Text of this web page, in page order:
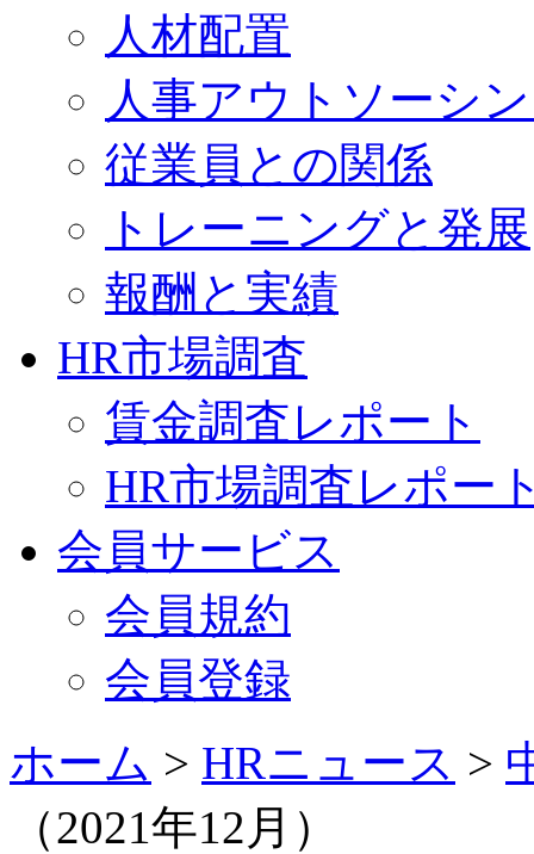
人材配置
人事アウトソーシ
従業員との関係
トレーニングと発展
報酬と実績
HR市場調査
賃金調査レポート
HR市場調査レポー
会員サービス
会員規約
会員登録
ホーム > HRニュース >
（2021年12月）